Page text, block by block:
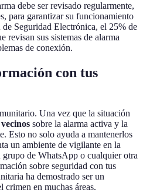
debe ser revisado regularmente,
para garantizar su funcionamiento
Seguridad Electrónica, el 25% de
revisan sus sistemas de alarma
de conexión.
con tus
Una vez que la situación
sobre la alarma activa y la
Esto no solo ayuda a mantenerlos
un ambiente de vigilante en la
de WhatsApp o cualquier otra
sobre seguridad con tus
ha demostrado ser un
crimen en muchas áreas.